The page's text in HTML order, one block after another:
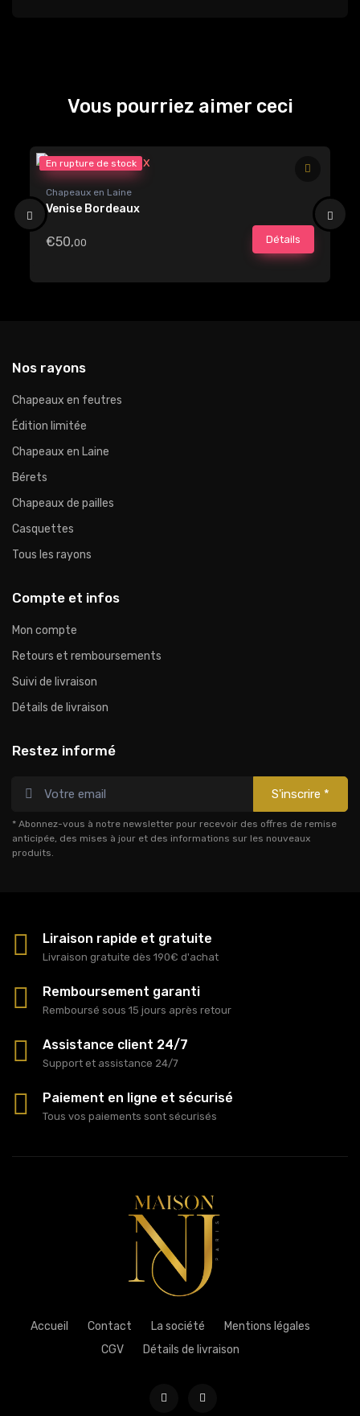
Vous pourriez aimer ceci
En rupture de stock
Chapeaux en Laine
Venise Bordeaux
€50,00 Détails
Nos rayons
Chapeaux en feutres
Édition limitée
Chapeaux en Laine
Bérets
Chapeaux de pailles
Casquettes
Tous les rayons
Compte et infos
Mon compte
Retours et remboursements
Suivi de livraison
Détails de livraison
Restez informé
S'inscrire *
* Abonnez-vous à notre newsletter pour recevoir des offres de remise
anticipée, des mises à jour et des informations sur les nouveaux
produits.
Liraison rapide et gratuite
Livraison gratuite dès 190€ d'achat
Remboursement garanti
Remboursé sous 15 jours après retour
Assistance client 24/7
Support et assistance 24/7
Paiement en ligne et sécurisé
Tous vos paiements sont sécurisés
Accueil Contact La société
Mentions légales
CGV
Détails de livraison